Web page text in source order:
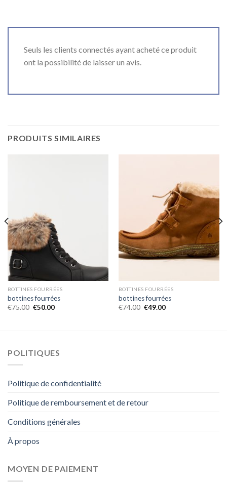
Seuls les clients connectés ayant acheté ce produit
ont la possibilité de laisser un avis.
PRODUITS SIMILAIRES
BOTTINES FOURRÉES
bottines fourrées
€75.00 €50.00
BOTTINES FOURRÉES
bottines fourrées
€74.00 €49.00
POLITIQUES
Politique de confidentialité
Politique de remboursement et de retour
Conditions générales
À propos
MOYEN DE PAIEMENT